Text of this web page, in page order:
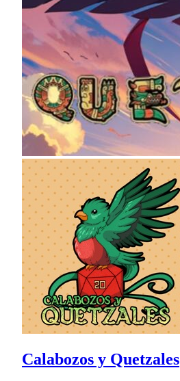
Calabozos y Quetzales